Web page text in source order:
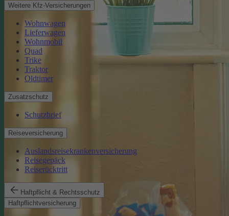
Weitere Kfz-Versicherungen
Wohnwagen
Lieferwagen
Wohnmobil
Quad
Trike
Traktor
Oldtimer
Zusatzschutz
Schutzbrief
Reiseversicherung
Auslandsreisekrankenversicherung
Reisegepäck
Reiserücktritt
Haftpflicht & Rechtsschutz
Haftpflichtversicherung